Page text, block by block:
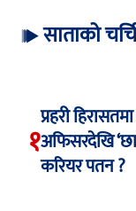
साताको
१
प्रहरी
अफिसरदेखि
करियर पतन ?